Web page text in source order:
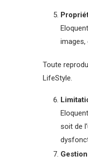
images,
Toute
LifeStyle.
soit de